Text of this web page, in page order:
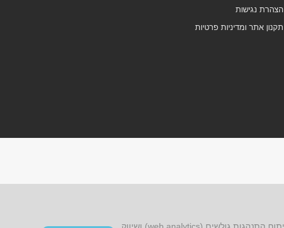
הצהרת נגישות
תקנון אתר ומדיניות פרטיות
אתר זה עושה שימוש בקובצי cookies, לרבות קובצי cookies של צד שלישי, עבור שיפור הפונקציונליות, שיפור חוויית הגלישה, ניתוח התנהגות גולשים (web analytics) ושיווק